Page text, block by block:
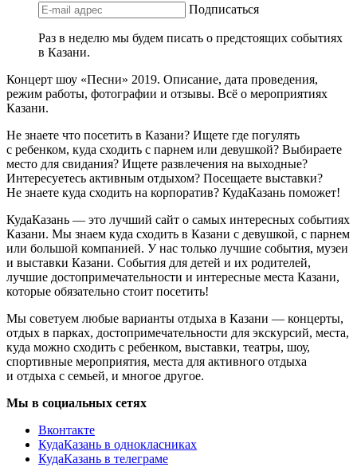
Подписаться
Раз в неделю мы будем писать о предстоящих событиях
в Казани.
Концерт шоу «Песни» 2019. Описание, дата проведения,
режим работы, фотографии и отзывы. Всё о мероприятиях
Казани.
Не знаете что посетить в Казани? Ищете где погулять
с ребенком, куда сходить с парнем или девушкой? Выбираете
место для свидания? Ищете развлечения на выходные?
Интересуетесь активным отдыхом? Посещаете выставки?
Не знаете куда сходить на корпоратив? КудаКазань поможет!
КудаКазань — это лучший сайт о самых интересных событиях
Казани. Мы знаем куда сходить в Казани с девушкой, с парнем
или большой компанией. У нас только лучшие события, музеи
и выставки Казани. События для детей и их родителей,
лучшие достопримечательности и интересные места Казани,
которые обязательно стоит посетить!
Мы советуем любые варианты отдыха в Казани — концерты,
отдых в парках, достопримечательности для экскурсий, места,
куда можно сходить с ребенком, выставки, театры, шоу,
спортивные мероприятия, места для активного отдыха
и отдыха с семьей, и многое другое.
Мы в социальных сетях
Вконтакте
КудаКазань в однокласниках
КудаКазань в телеграме